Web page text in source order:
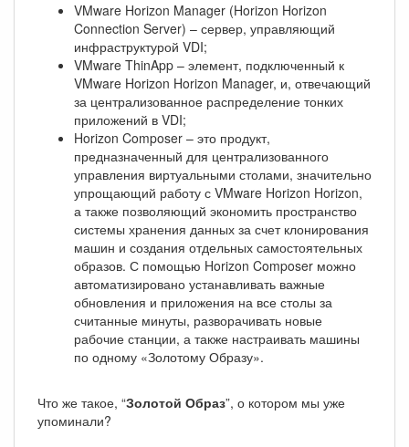
VMware Horizon Manager (Horizon Horizon
Connection Server) – сервер, управляющий
инфраструктурой VDI;
VMware ThinApp – элемент, подключенный к
VMware Horizon Horizon Manager, и, отвечающий
за централизованное распределение тонких
приложений в VDI;
Horizon Composer – это продукт,
предназначенный для централизованного
управления виртуальными столами, значительно
упрощающий работу с VMware Horizon Horizon,
а также позволяющий экономить пространство
системы хранения данных за счет клонирования
машин и создания отдельных самостоятельных
образов. С помощью Horizon Composer можно
автоматизировано устанавливать важные
обновления и приложения на все столы за
считанные минуты, разворачивать новые
рабочие станции, а также настраивать машины
по одному «Золотому Образу».
Что же такое, “Золотой Образ”, о котором мы уже
упоминали?